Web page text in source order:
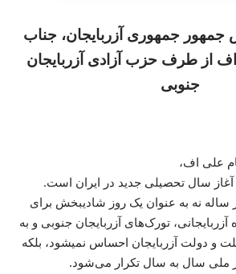
جمهوری آزربایجان، جناب
اف از طرف حزب آزادی آزربایجان
جنوبی
علی اف،
/ ۱ مه / – آغاز سال تحصیلی جدید در ایران است.
ساله نه به عنوان یک روز شادیبخش برای
تورک‌های آزربایجان جنوبی و به
میلیون ملت و دولت آزربایجان احساس نمیشود، بلکه
ملی سال به سال تکرار می‌شود.